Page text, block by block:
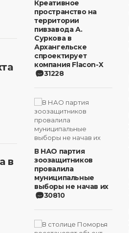
в
Креативное
пространство на
территории
пивзавода А.
Суркова в
Архангельске
спроектирует
компания Flacon-X
31228
В НАО партия
зоозащитников
провалила
муниципальные
выборы не начав их
30810